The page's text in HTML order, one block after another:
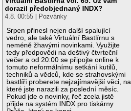
dorazil předobjednaný INDX?
4.8. 00:55 | Pozvánky
Srpen přinesl nejen další spalující
vedro, ale také Virtuální Bastlírnu s
neméně žhavými novinkami. Využijte
tedy předpovědi na deštivý čtvrteční
večer a od 20:00 se připojte online k
tomuto neformálnímu setkání kutilů,
techniků a vědců, kde se strahovskými
bastlíři proberete nejzajímavější věci, na
které jste narazili za poslední měsíc.
Pokud jde o novinky, řeč zcela jistě
přijde na systém INDX pro tiskárny